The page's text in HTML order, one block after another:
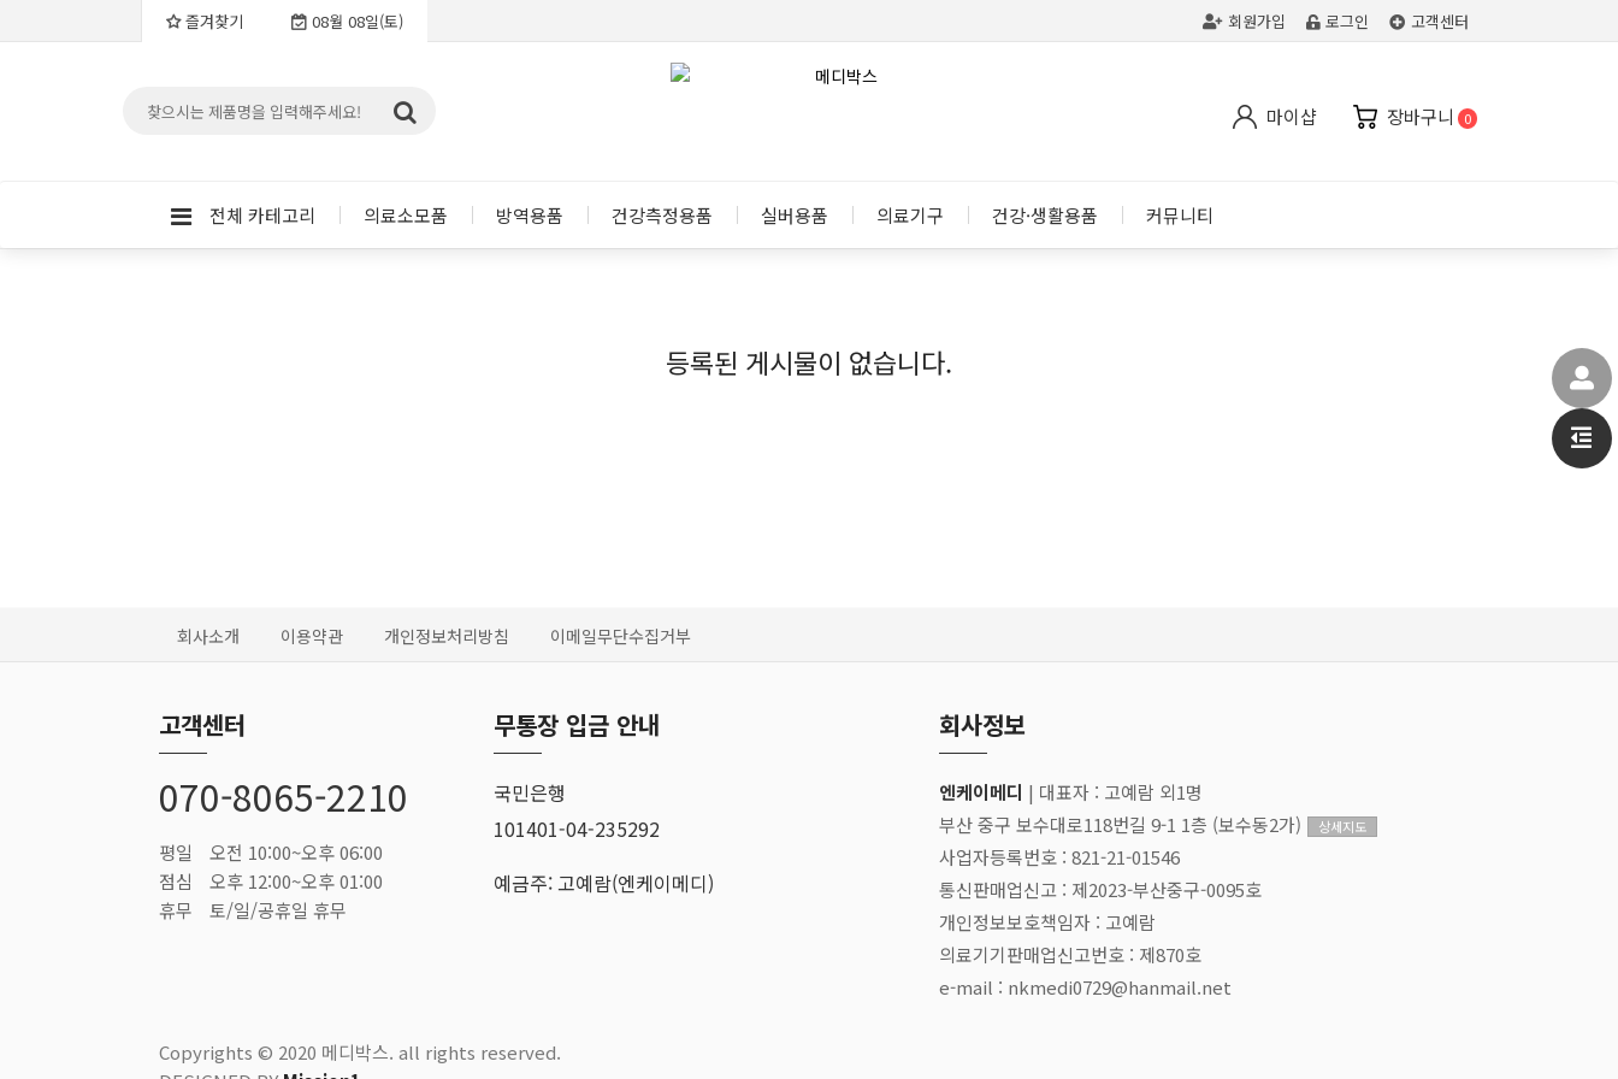
즐겨찾기 08월 08일(토) 회원가입 로그인 고객센터
마이샵 장바구니 0
전체 카테고리 의료소모품 방역용품 건강측정용품 실버용품 의료기구 건강·생활용품 커뮤니티
등록된 게시물이 없습니다.
회사소개 이용약관 개인정보처리방침 이메일무단수집거부
고객센터
070-8065-2210
평일
오전 10:00~오후 06:00
점심
오후 12:00~오후 01:00
휴무
토/일/공휴일 휴무
무통장 입금 안내
국민은행
101401-04-235292
예금주: 고예람(엔케이메디)
회사정보
엔케이메디 | 대표자 : 고예람 외1명
부산 중구 보수대로118번길 9-1 1층 (보수동2가)
상세지도
사업자등록번호 : 821-21-01546
통신판매업신고 : 제2023-부산중구-0095호
개인정보보호책임자 : 고예람
의료기기판매업신고번호 : 제870호
e-mail : nkmedi0729@hanmail.net
Copyrights © 2020 메디박스. all rights reserved.